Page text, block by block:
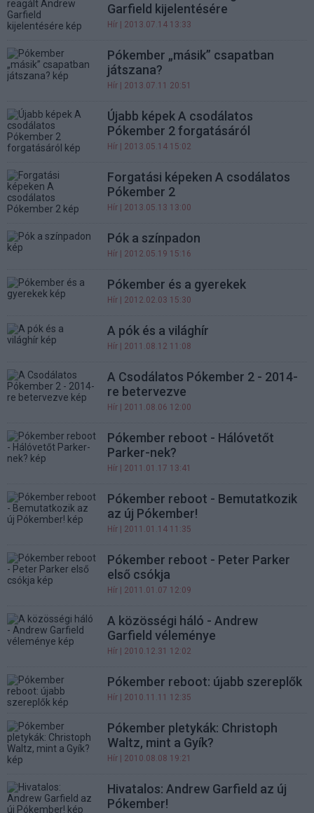
Garfield kijelentésére
Hír | 2013.07.14 13:33
Pókember „másik” csapatban
játszana?
Hír | 2013.07.11 20:51
Újabb képek A csodálatos
Pókember 2 forgatásáról
Hír | 2013.05.14 15:02
Forgatási képeken A csodálatos
Pókember 2
Hír | 2013.05.13 13:00
Pók a színpadon
Hír | 2012.05.19 15:16
Pókember és a gyerekek
Hír | 2012.02.03 15:30
A pók és a világhír
Hír | 2011.08.12 11:08
A Csodálatos Pókember 2 - 2014-
re betervezve
Hír | 2011.08.06 12:00
Pókember reboot - Hálóvetőt
Parker-nek?
Hír | 2011.01.17 13:41
Pókember reboot - Bemutatkozik
az új Pókember!
Hír | 2011.01.14 11:35
Pókember reboot - Peter Parker
első csókja
Hír | 2011.01.07 12:09
A közösségi háló - Andrew
Garfield véleménye
Hír | 2010.12.31 12:02
Pókember reboot: újabb szereplők
Hír | 2010.11.11 12:35
Pókember pletykák: Christoph
Waltz, mint a Gyík?
Hír | 2010.08.08 19:21
Hivatalos: Andrew Garfield az új
Pókember!